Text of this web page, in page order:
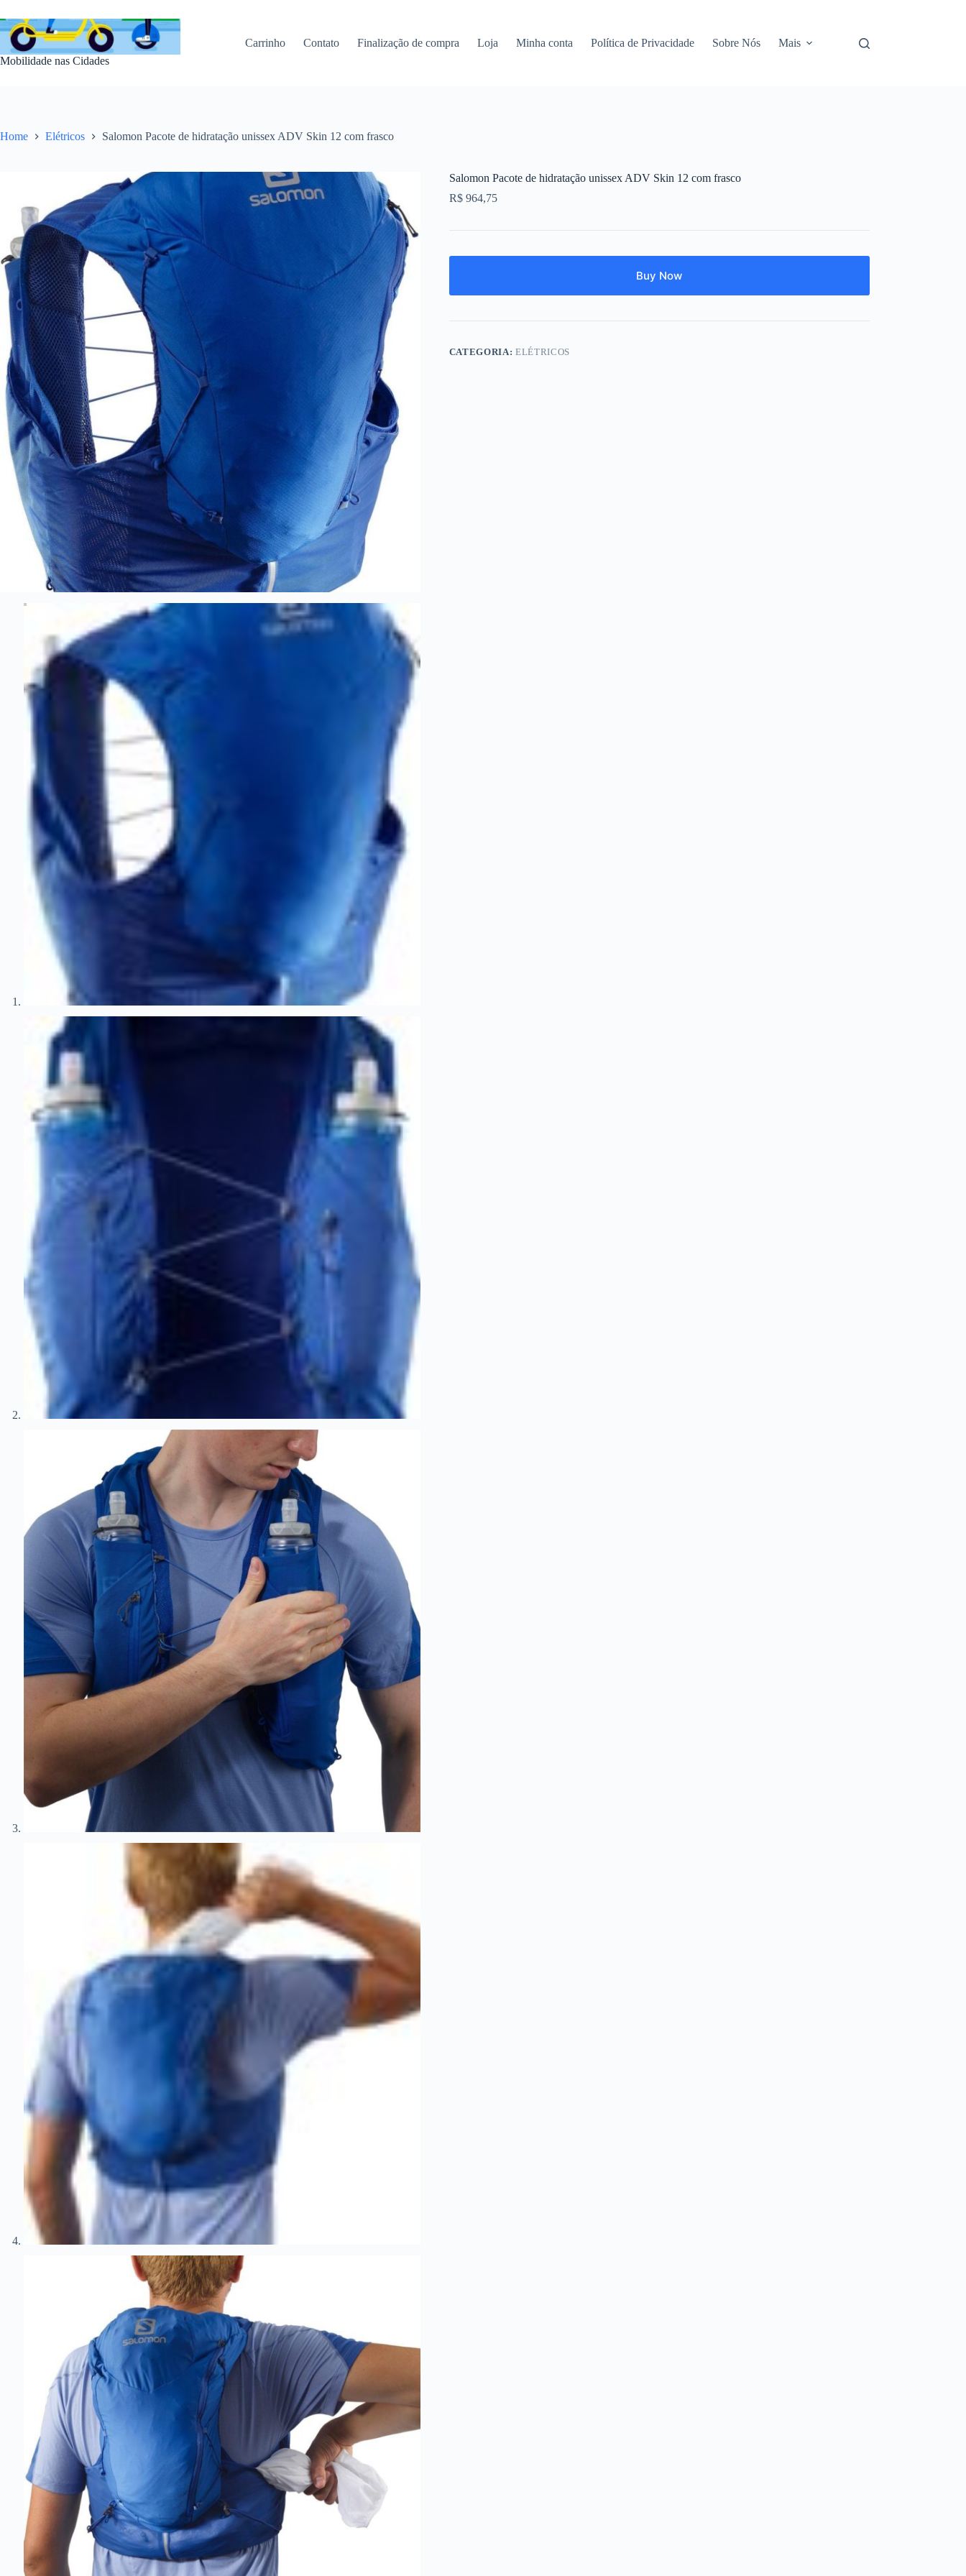
para
o
conteúdo
Mobilidade nas Cidades
Carrinho Contato Finalização de compra Loja Minha conta Política de Privacidade Sobre Nós Mais
Home Elétricos Salomon Pacote de hidratação unissex ADV Skin 12 com frasco
Salomon Pacote de hidratação unissex ADV Skin 12 com frasco
R$964,75
Buy Now
CATEGORIA: ELÉTRICOS